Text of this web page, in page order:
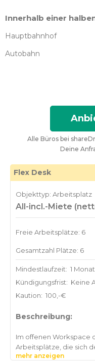
Innerhalb einer
Hauptbahnhof
Autobahn
Alle Büros bei
Deine
Flex Desk
Objekttyp: Arbeitsplatz
All-incl.-Miete
Freie Arbeitsplätze: 6
Gesamtzahl Plätze: 6
Mindestlaufzeit: 1 Monat
Kündigungsfrist: Keine
Kaution: 100,-€
Beschreibung:
Im offenen Workspace
Arbeitsplätze, die sich
stundenweise für den
mehr anzeigen